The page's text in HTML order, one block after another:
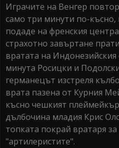
Играчите на Венгер
само три минути по-късно,
подаде на френския
страхотно завъртане
вратата на
минута Росицки и
германецът изстреля
врата пазена от Курния
късно чешкият
дълбочина младия Крис
топката покрай вратаря
"артилеристите".